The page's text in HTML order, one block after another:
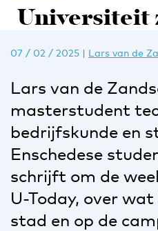
Universiteit
07 / 02 / 2025 | Lars van de
Lars van de
masterstudent
bedrijfskunde en
Enschedese
schrijft om de
U-Today, over
stad en op de